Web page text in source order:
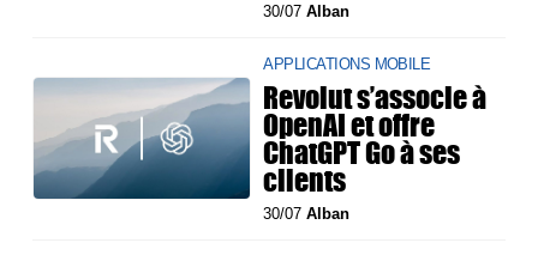
30/07Alban
APPLICATIONS MOBILE
Revolut s’associe à
OpenAI et offre
ChatGPT Go à ses
clients
30/07Alban